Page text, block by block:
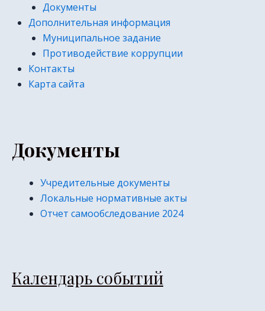
Документы
Дополнительная информация
Муниципальное задание
Противодействие коррупции
Контакты
Карта сайта
Документы
Учредительные документы
Локальные нормативные акты
Отчет самообследование 2024
Календарь событий